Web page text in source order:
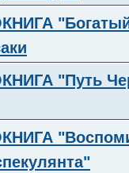
"Путь